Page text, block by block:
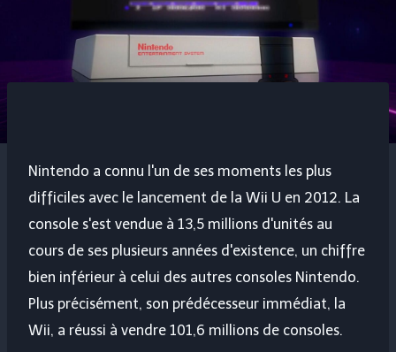
Nintendo a connu l'un de ses moments les plus
difficiles avec le lancement de la Wii U en 2012. La
console s'est vendue à 13,5 millions d'unités au
cours de ses plusieurs années d'existence, un chiffre
bien inférieur à celui des autres consoles Nintendo.
Plus précisément, son prédécesseur immédiat, la
Wii, a réussi à vendre 101,6 millions de consoles.